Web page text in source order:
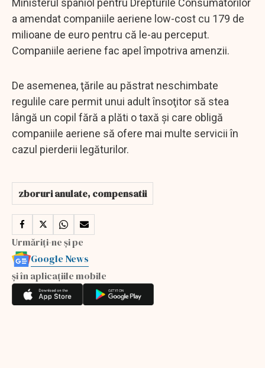
a amendat companiile aeriene low-cost cu 179 de
milioane de euro pentru că le-au perceput.
Companiile aeriene fac apel împotriva amenzii.
De asemenea, ţările au păstrat neschimbate
regulile care permit unui adult însoţitor să stea
lângă un copil fără a plăti o taxă şi care obligă
companiile aeriene să ofere mai multe servicii în
cazul pierderii legăturilor.
zboruri anulate, compensatii
Urmăriți-ne și pe
Google News
și în aplicațiile mobile